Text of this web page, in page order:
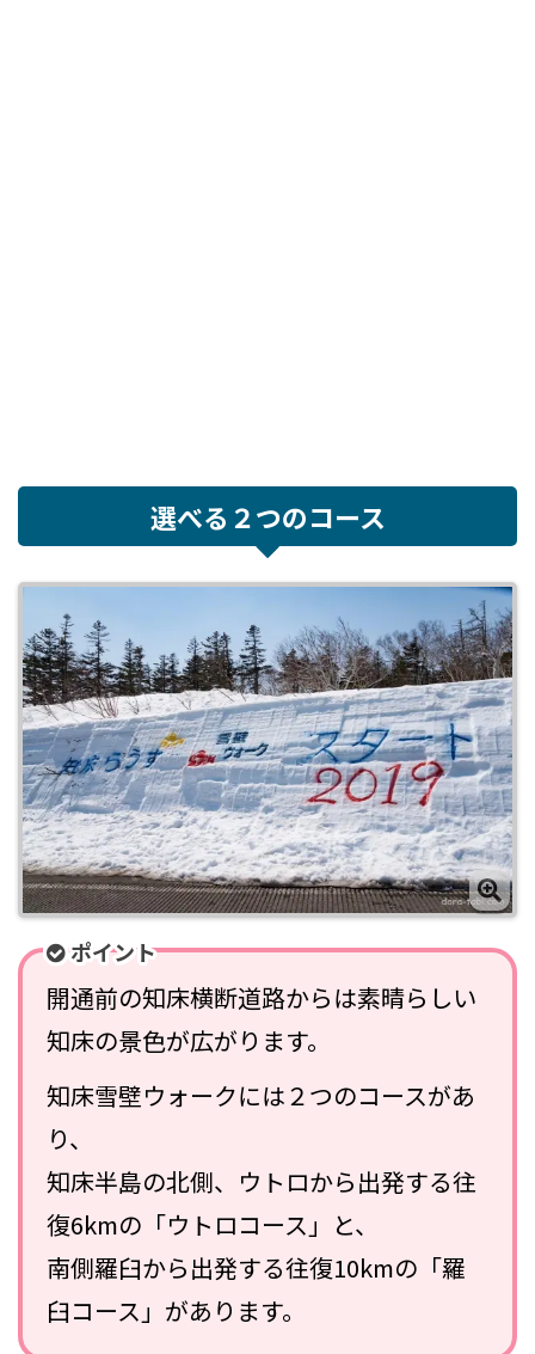
選べる２つのコース
ポイント
開通前の知床横断道路からは素晴らしい
知床の景色が広がります。
知床雪壁ウォークには２つのコースがあ
り、
知床半島の北側、ウトロから出発する往
復6kmの「ウトロコース」と、
南側羅臼から出発する往復10kmの「羅
臼コース」があります。